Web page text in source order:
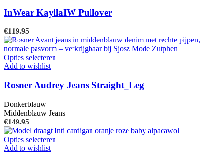
op
de
meerdere
variaties.
optie
kan
gekozen
worden
productpagina
InWear KayllaIW Pullover
€119.95
Opties selecteren
meerdere
variaties.
kan
gekozen
worden
op
Add to wishlist
Rosner Audrey Jeans Straight_Leg
Donkerblauw
Middenblauw Jeans
€149.95
Opties selecteren
Add to wishlist